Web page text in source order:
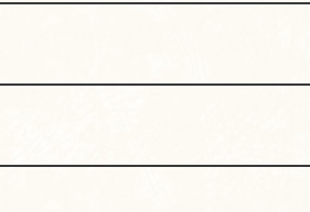
予約いただけますと幸いです。
空き状況によりご案内いたします。